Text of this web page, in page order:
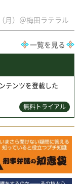
月）＠梅田ラテラル
一覧を見る
テンツを登載した
無料トライアル